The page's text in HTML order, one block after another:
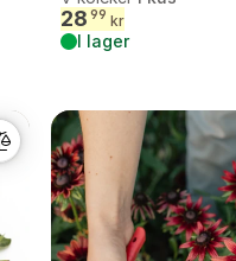
28 99 kr
I lager